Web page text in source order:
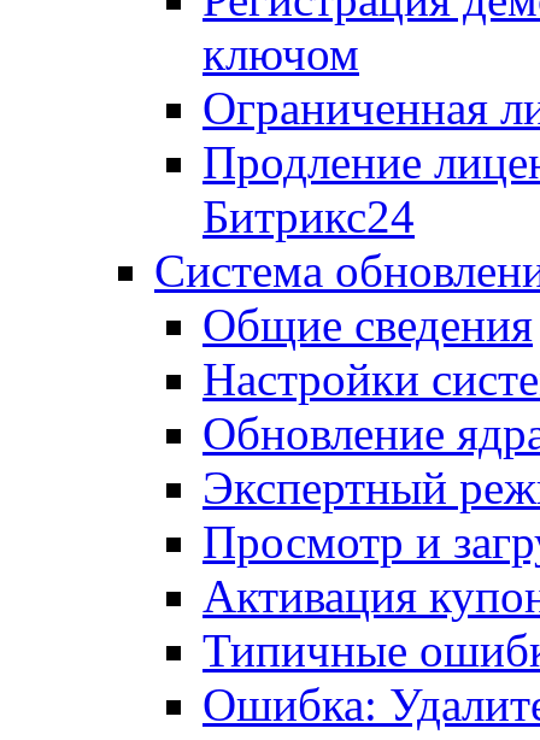
ключом
Ограниченная
Продление
Битрикс24
Система
Общие сведения
Настройки
Обновление
Экспертный
Просмотр и
Активация
Типичные
Ошибка: